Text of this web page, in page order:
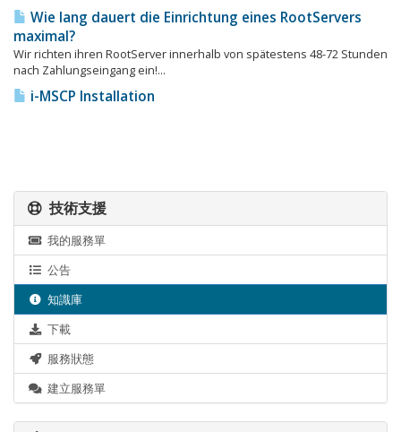
Wie lang dauert die Einrichtung eines RootServers
maximal?
Wir richten ihren RootServer innerhalb von spätestens 48-72 Stunden
nach Zahlungseingang ein!...
i-MSCP Installation
技術支援
我的服務單
公告
知識庫
下載
服務狀態
建立服務單